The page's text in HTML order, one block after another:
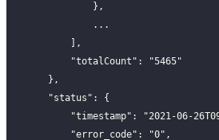
            },
            ...
        ],
        "totalCount": "5465"
    },
    "status": {
"timestamp": "2021-06-
        "error_code": "0",